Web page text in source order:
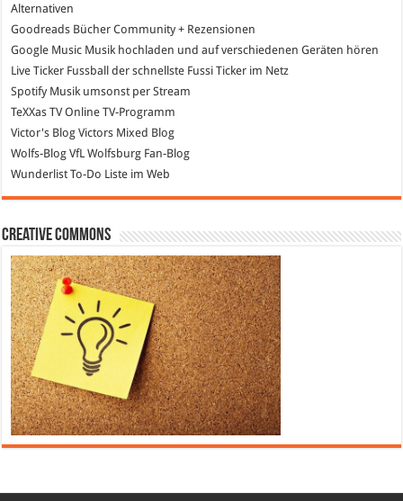
Alternativen
Goodreads Bücher Community + Rezensionen
Google Music Musik hochladen und auf verschiedenen Geräten hören
Live Ticker Fussball
der schnellste Fussi Ticker im Netz
SpotifyMusik umsonst per Stream
TeXXas TVOnline TV-Programm
Victor's Blog Victors Mixed Blog
Wolfs-Blog VfL Wolfsburg Fan-Blog
Wunderlist To-Do Liste im Web
Creative Commons